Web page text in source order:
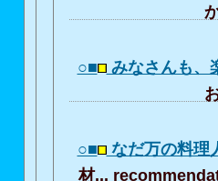
○■ みなさんも
○■ なだ万の料
材...